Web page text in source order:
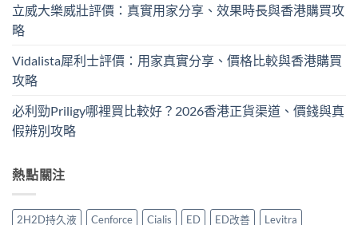
立威大樂威壯評價：真實用家分享、效果時長與香港購買攻
略
Vidalista犀利士評價：用家真實分享、價格比較與香港購買
攻略
必利勁Priligy哪裡買比較好？2026香港正貨渠道、價錢與真
假辨別攻略
熱點關注
2H2D持久液 Cenforce Cialis ED ED改善
Levitra